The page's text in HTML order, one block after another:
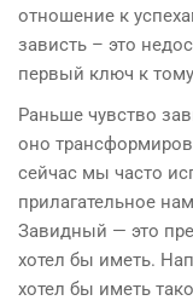
отношение к
зависть – это
первый ключ к
Раньше чувство
оно
сейчас мы часто
прилагательное
Завидный — это
хотел бы иметь.
хотел бы иметь